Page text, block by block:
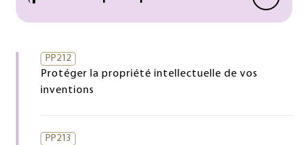
PP212
Protéger la propriété intellectuelle de vos
inventions
PP213